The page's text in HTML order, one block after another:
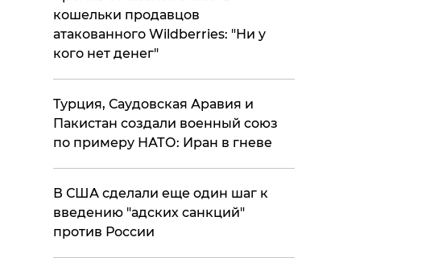
кошельки продавцов
атакованного Wildberries: "Ни у
кого нет денег"
Турция, Саудовская Аравия и
Пакистан создали военный союз
по примеру НАТО: Иран в гневе
В США сделали еще один шаг к
введению "адских санкций"
против России